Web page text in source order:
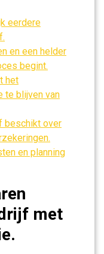
eerdere
en een helder
begint.
het
te blijven van
beschikt over
en planning
met